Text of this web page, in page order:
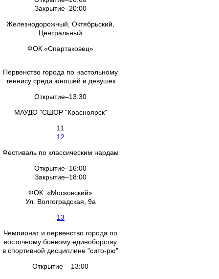
Закрытие–20:00
Железнодорожный, Октябрьский,
Центральный
ФОК «Спартаковец»
Первенство города по настольному
теннису среди юношей и девушек
Открытие–13:30
МАУДО "СШОР "Красноярск"
11
12
Фестиваль по классическим нардам
Открытие–16:00
Закрытие–18:00
ФОК «Московский»
Ул. Волгоградская, 9а
13
Чемпионат и первенство города по
восточному боевому единоборству
в спортивной дисциплине "сито-рю"
Открытие – 13:00